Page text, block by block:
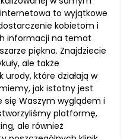
to wyjątkowe
kobietom i
informacji na temat
piękna. Znajdziecie
ale także
które działają w
jak istotny jest
się Waszym wyglądem i
platformę,
ale również